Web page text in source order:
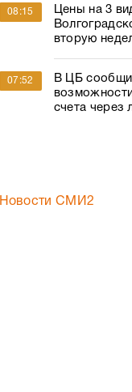
08:15
Цены на 3
вторую
07:52
В ЦБ
счета через
Новости СМИ2